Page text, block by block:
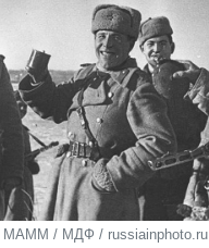
МАММ / МДФ / russiainphoto.ru